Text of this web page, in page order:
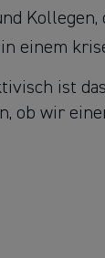
einem
ist
ob wir